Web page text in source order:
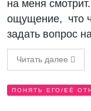
на меня
ощущение, что
задать вопрос
Читать далее
ПОНЯТЬ ЕГО/ЕЁ